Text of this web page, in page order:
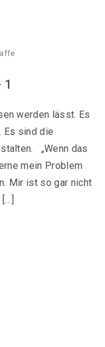
1
werden lässt. Es
Es sind die
„Wenn das
mein Problem
Mir ist so gar nicht